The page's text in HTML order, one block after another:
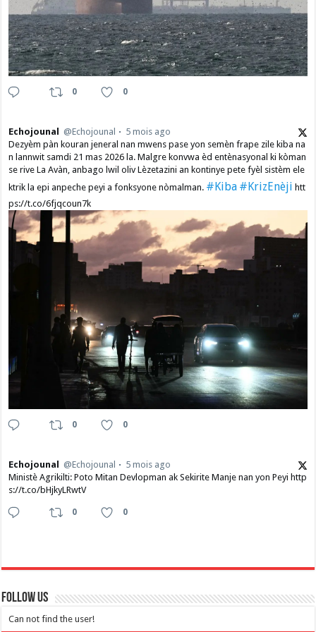
0 0
Echojounal @Echojounal
5 mois ago
Dezyèm pàn kouran jeneral nan mwens pase yon semèn frape zile kiba na
n lannwit samdi 21 mas 2026 la. Malgre konvwa èd entènasyonal ki kòman
se rive La Avàn, anbago lwil oliv Lèzetazini an kontinye pete fyèl sistèm ele
ktrik la epi anpeche peyi a fonksyone nòmalman. #Kiba #KrizEnèji htt
ps://t.co/6fjqcoun7k
0 0
Echojounal @Echojounal
5 mois ago
Ministè Agrikilti: Poto Mitan Devlopman ak Sekirite Manje nan yon Peyi http
s://t.co/bHjkyLRwtV
0 0
Follow Us
Can not find the user!